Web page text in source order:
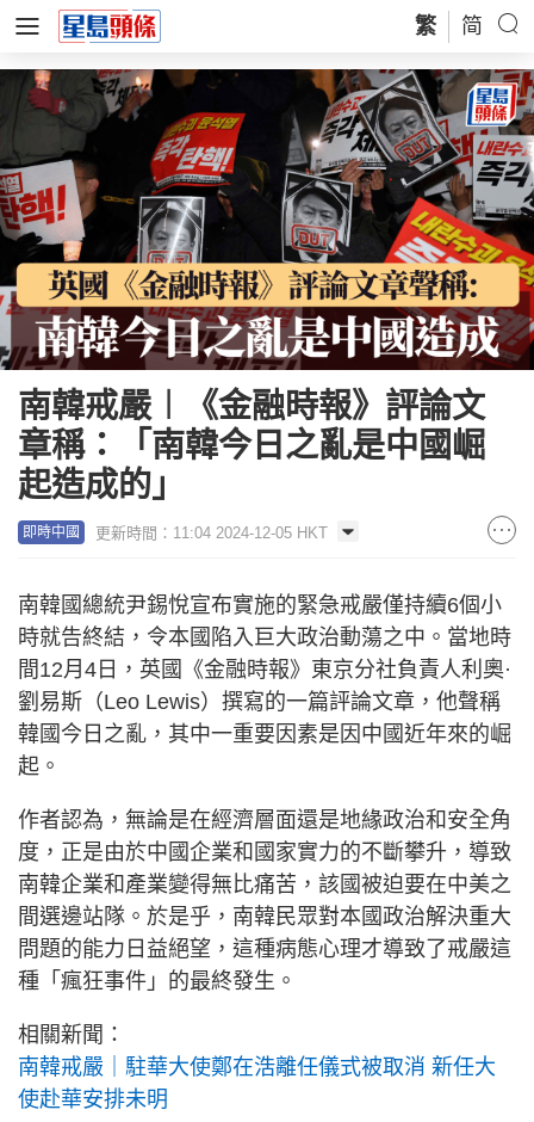
繁 简
南韓戒嚴︱《金融時報》評論文
章稱：「南韓今日之亂是中國崛
起造成的」
即時中國 更新時間：11:04 2024-12-05 HKT
南韓國總統尹錫悅宣布實施的緊急戒嚴僅持續6個小
時就告終結，令本國陷入巨大政治動蕩之中。當地時
間12月4日，英國《金融時報》東京分社負責人利奧·
劉易斯（Leo Lewis）撰寫的一篇評論文章，他聲稱
韓國今日之亂，其中一重要因素是因中國近年來的崛
起。
作者認為，無論是在經濟層面還是地緣政治和安全角
度，正是由於中國企業和國家實力的不斷攀升，導致
南韓企業和產業變得無比痛苦，該國被迫要在中美之
間選邊站隊。於是乎，南韓民眾對本國政治解決重大
問題的能力日益絕望，這種病態心理才導致了戒嚴這
種「瘋狂事件」的最終發生。
相關新聞：
南韓戒嚴｜駐華大使鄭在浩離任儀式被取消 新任大
使赴華安排未明